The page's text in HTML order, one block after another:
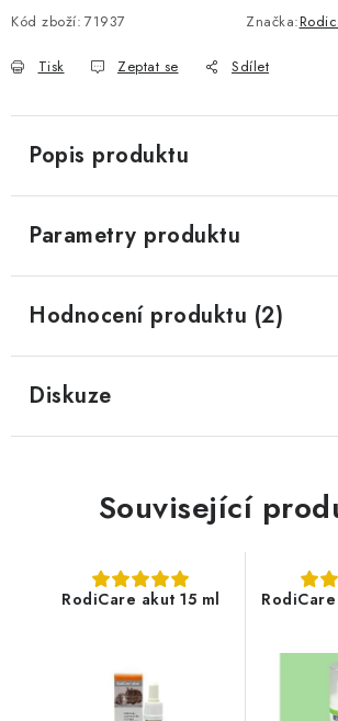
Kód zboží: 71937 Značka:
Tisk Zeptat se Sdílet
Popis produktu
Parametry produktu
Hodnocení produktu (2)
Diskuze
Související
RodiCare akut 15 ml